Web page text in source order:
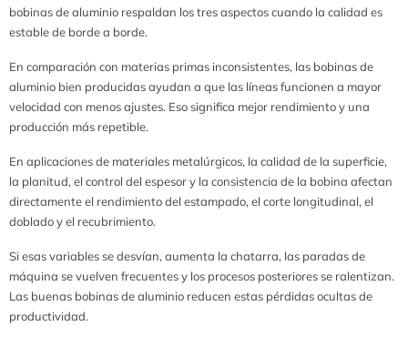
bobinas de aluminio respaldan los tres aspectos cuando la calidad es
estable de borde a borde.
En comparación con materias primas inconsistentes, las bobinas de
aluminio bien producidas ayudan a que las líneas funcionen a mayor
velocidad con menos ajustes. Eso significa mejor rendimiento y una
producción más repetible.
En aplicaciones de materiales metalúrgicos, la calidad de la superficie,
la planitud, el control del espesor y la consistencia de la bobina afectan
directamente el rendimiento del estampado, el corte longitudinal, el
doblado y el recubrimiento.
Si esas variables se desvían, aumenta la chatarra, las paradas de
máquina se vuelven frecuentes y los procesos posteriores se ralentizan.
Las buenas bobinas de aluminio reducen estas pérdidas ocultas de
productividad.